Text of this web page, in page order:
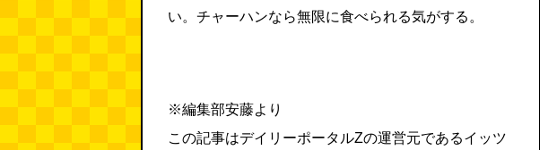
い。チャーハンなら無限に食べられる気がする。
※編集部安藤より
この記事はデイリーポータルZの運営元であるイッツ